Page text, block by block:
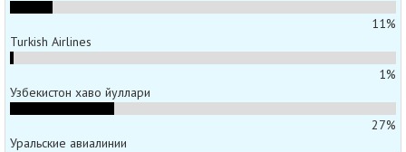
11%
Turkish Airlines
1%
Узбекистон хаво йуллари
27%
Уральские авиалинии